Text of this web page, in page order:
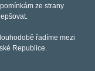
ze strany
řadíme mezi
Republice.